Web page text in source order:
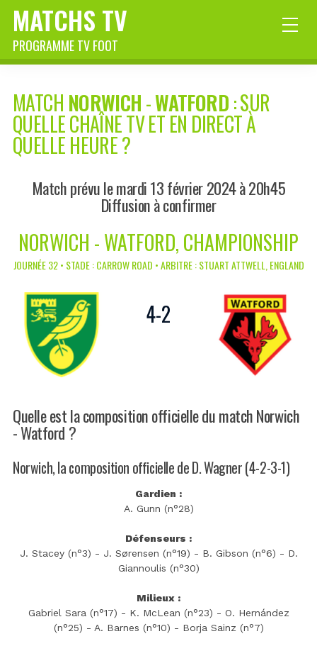
MATCHS TV
PROGRAMME TV FOOT
MATCH NORWICH-WATFORD: SUR
QUELLE CHAÎNE TV ET EN DIRECT À
QUELLE HEURE ?
Match prévu le mardi 13 février 2024 à 20h45
Diffusion à confirmer
NORWICH - WATFORD, CHAMPIONSHIP
JOURNÉE 32 • STADE : CARROW ROAD • ARBITRE : STUART ATTWELL, ENGLAND
4-2
Quelle est la composition officielle du match Norwich
- Watford ?
Norwich, la composition officielle de D. Wagner (4-2-3-1)
Gardien :
A. Gunn (n°28)
Défenseurs :
J. Stacey (n°3) - J. Sørensen (n°19) - B. Gibson (n°6) - D.
Giannoulis (n°30)
Milieux :
Gabriel Sara (n°17) - K. McLean (n°23) - O. Hernández
(n°25) - A. Barnes (n°10) - Borja Sainz (n°7)